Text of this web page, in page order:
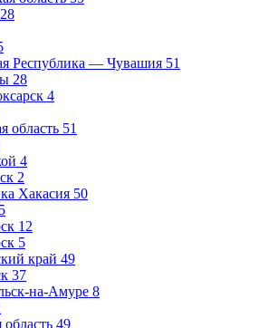
28
Республика — Чувашия 51
28
4
область 51
4
2
Хакасия 50
12
5
край 49
37
на-Амуре 8
область 49